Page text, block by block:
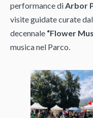
performance diArbor
visite guidate curate
decennale “Flower
musica nel Parco.